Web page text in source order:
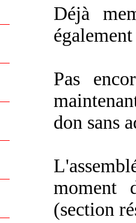
Déjà
Pas
don sans
moment
(section